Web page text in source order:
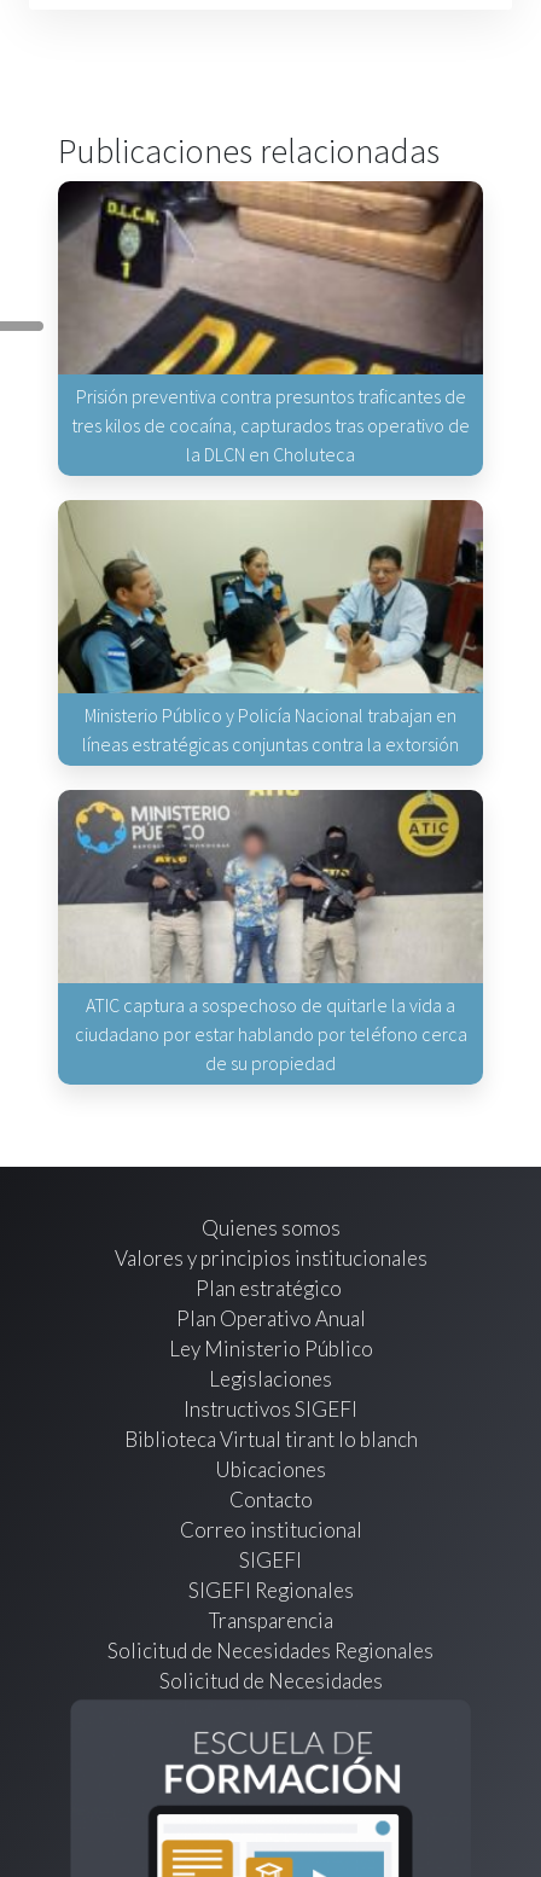
Publicaciones relacionadas
Prisión preventiva contra presuntos traficantes de
tres kilos de cocaína, capturados tras operativo de
la DLCN en Choluteca
Ministerio Público y Policía Nacional trabajan en
líneas estratégicas conjuntas contra la extorsión
ATIC captura a sospechoso de quitarle la vida a
ciudadano por estar hablando por teléfono cerca
de su propiedad
Quienes somos
Valores y principios institucionales
Plan estratégico
Plan Operativo Anual
Ley Ministerio Público
Legislaciones
Instructivos SIGEFI
Biblioteca Virtual tirant lo blanch
Ubicaciones
Contacto
Correo institucional
SIGEFI
SIGEFI Regionales
Transparencia
Solicitud de Necesidades Regionales
Solicitud de Necesidades